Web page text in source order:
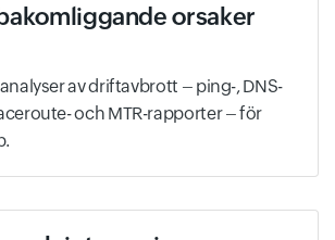
orsaker
av driftavbrott – ping-, DNS-
och MTR-rapporter – för